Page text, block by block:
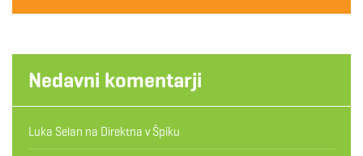
Nedavni komentarji
Luka Selan na Direktna v Špiku